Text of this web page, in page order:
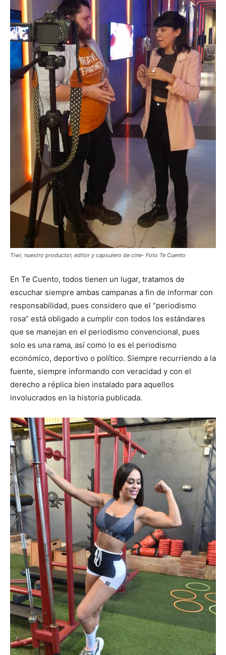
Tiwi, nuestro productor, editor y capsulero de cine- Foto Te Cuento
En Te Cuento, todos tienen un lugar, tratamos de
escuchar siempre ambas campanas a fin de informar con
responsabilidad, pues considero que el “periodismo
rosa” está obligado a cumplir con todos los estándares
que se manejan en el periodismo convencional, pues
solo es una rama, así como lo es el periodismo
económico, deportivo o político. Siempre recurriendo a la
fuente, siempre informando con veracidad y con el
derecho a réplica bien instalado para aquellos
involucrados en la historia publicada.